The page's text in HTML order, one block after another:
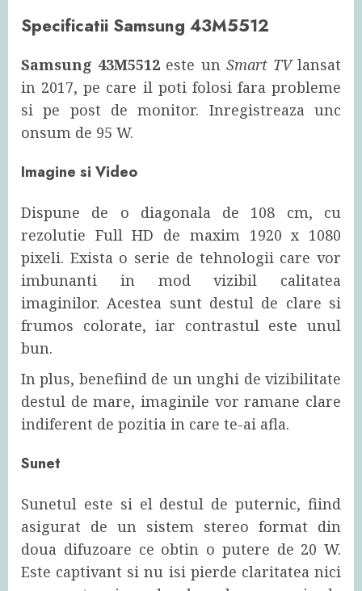
Specificatii Samsung 43M5512
Samsung 43M5512 este un Smart TVlansat
in 2017, pe care il poti folosi fara probleme
si pe post de monitor. Inregistreaza unc
onsum de 95 W.
Imagine si Video
Dispune de o diagonala de 108 cm, cu
rezolutie Full HD de maxim 1920 x 1080
pixeli. Exista o serie de tehnologii care vor
imbunanti in mod vizibil calitatea
imaginilor. Acestea sunt destul de clare si
frumos colorate, iar contrastul este unul
bun.
In plus, benefiind de un unghi de vizibilitate
destul de mare, imaginile vor ramane clare
indiferent de pozitia in care te-ai afla.
Sunet
Sunetul este si el destul de puternic, fiind
asigurat de un sistem stereo format din
doua difuzoare ce obtin o putere de 20 W.
Este captivant si nu isi pierde claritatea nici